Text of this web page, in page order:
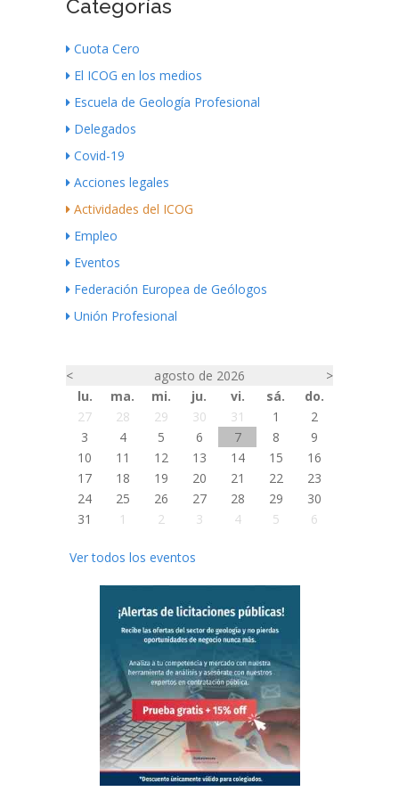
Categorías
Cuota Cero
El ICOG en los medios
Escuela de Geología Profesional
Delegados
Covid-19
Acciones legales
Actividades del ICOG
Empleo
Eventos
Federación Europea de Geólogos
Unión Profesional
< agosto de 2026
>
lu.
ma. mi. ju. vi. sá.
do.
27
28 29 30 31 1
2
3
4 5 6 7 8
9
10
11 12 13 14 15
16
17
18 19 20 21 22
23
24
25 26 27 28 29
30
31
1 2 3 4 5 6
Ver todos los eventos